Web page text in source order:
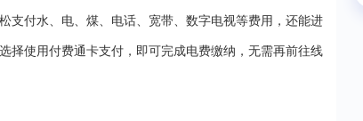
支付水、电、煤、电话、宽带、数字电视等费用，还能进
择使用付费通卡支付，即可完成电费缴纳，无需再前往线